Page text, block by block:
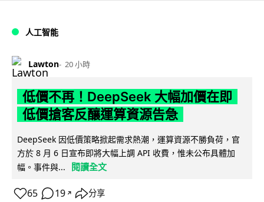
人工智能
Lawton 20 小時
低價不再！DeepSeek 大幅加價在即
低價搶客反釀運算資源告急
DeepSeek 因低價策略掀起需求熱潮，運算資源不勝負荷，官
方於 8 月 6 日宣布即將大幅上調 API 收費，惟未公布具體加
幅。事件與...
閱讀全文
65 19 ↗ 分享